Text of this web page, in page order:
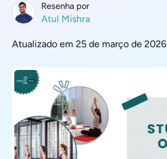
Resenha por
Atul Mishra
Atualizado em 25 de março de 2026